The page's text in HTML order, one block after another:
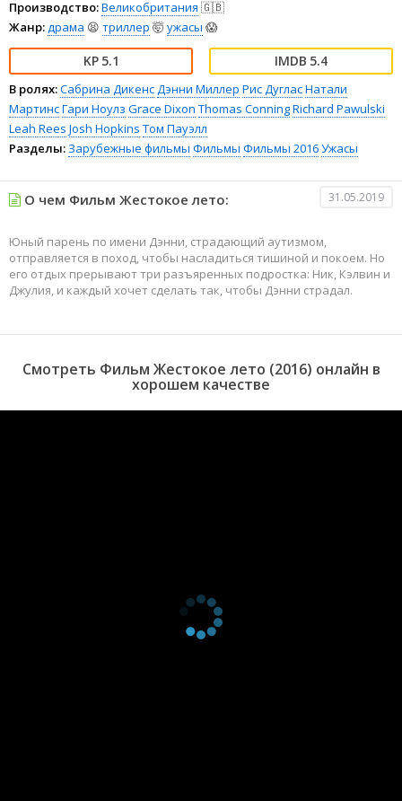
Производство:Великобритания 🇬🇧
Жанр:драма 😫 триллер 🤯ужасы 😱
5.1 5.4
В ролях:Сабрина ДикенсДэнни Миллер Рис ДугласНатали
МартинсГари Ноулз Grace Dixon Thomas ConningRichard Pawulski
Leah Rees Josh Hopkins Том Пауэлл
Разделы: Зарубежные фильмы Фильмы Фильмы 2016Ужасы
О чем Фильм Жестокое лето: 31.05.2019
Юный парень по имени Дэнни, страдающий аутизмом,
отправляется в поход, чтобы насладиться тишиной и покоем. Но
его отдых прерывают три разъяренных подростка: Ник, Кэлвин и
Джулия, и каждый хочет сделать так, чтобы Дэнни страдал.
Смотреть Фильм Жестокое лето (2016) онлайн в
хорошем качестве